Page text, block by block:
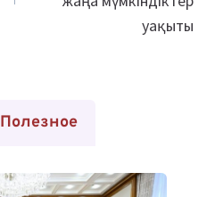
уақыты
Полезное